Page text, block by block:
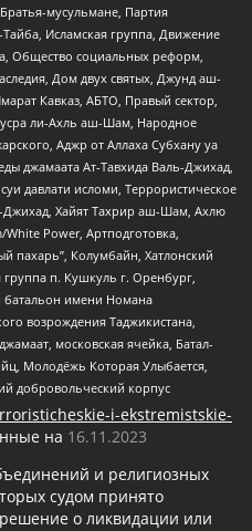
мусульмане, Партия
Исламская группа, Движение
Общество социальных реформ,
Дом двух святых, Джунд аш-
Кавказ, АБТО, Правый сектор,
ли-Ахль аш-Шам, Народное
Аджр от Аллаха Субхану уа
джамаата Ат-Тавхида Валь-Джихад,
давлати исломи, Террористическое
Джихад, Хайят Тахрир аш-Шам, Ахлю
Power, Артподготовка,
пахарь”, Колумбайн, Хатлонский
п. Кушкуль г. Оренбург,
батальон имени Номана
возрождения Таджикистана,
московская ячейка, Батал-
Молодёжь Которая Улыбается,
добровольческий корпус
i-ekstremistskie-
на 16.11.2023
и религиозных
судом принято
о ликвидации или